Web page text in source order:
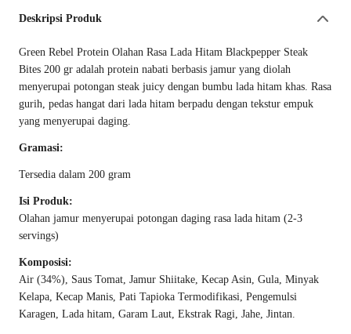
Deskripsi Produk
Green Rebel Protein Olahan Rasa Lada Hitam Blackpepper Steak
Bites 200 gr adalah protein nabati berbasis jamur yang diolah
menyerupai potongan steak juicy dengan bumbu lada hitam khas. Rasa
gurih, pedas hangat dari lada hitam berpadu dengan tekstur empuk
yang menyerupai daging.
Gramasi:
Tersedia dalam 200 gram
Isi Produk:
Olahan jamur menyerupai potongan daging rasa lada hitam (2-3
servings)
Komposisi:
Air (34%), Saus Tomat, Jamur Shiitake, Kecap Asin, Gula, Minyak
Kelapa, Kecap Manis, Pati Tapioka Termodifikasi, Pengemulsi
Karagen, Lada hitam, Garam Laut, Ekstrak Ragi, Jahe, Jintan.